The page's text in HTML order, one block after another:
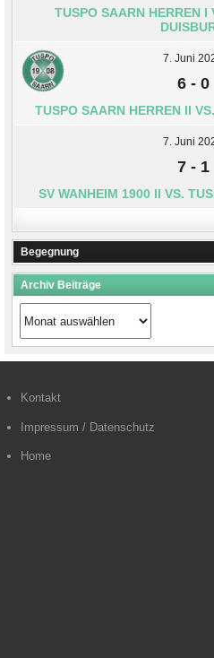
TUSPO SAARN HERREN I
7. Juni
6- 0
TUSPO SAARN HERREN II
7. Juni
7- 1
SV WANHEIM 1900 II VS.
Begegnung
Archiv Beiträge
Archiv
Beiträge
Kontakt
Impressum / Datenschutz
Home